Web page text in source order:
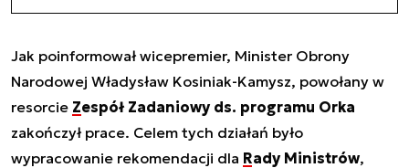
Jak poinformował wicepremier, Minister Obrony
Narodowej Władysław Kosiniak-Kamysz, powołany w
resorcie Zespół Zadaniowy ds. programu Orka
zakończył prace. Celem tych działań było
wypracowanie rekomendacji dla Rady Ministrów,